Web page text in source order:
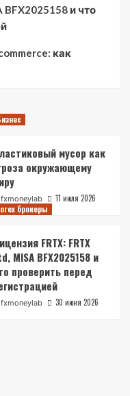
BFX2025158 и что
как
мусор как
окружающему
fxmoneylab
11 июля 2026
брокеры
FRTX: FRTX
MISA BFX2025158 и
проверить перед
fxmoneylab 30 июня 2026